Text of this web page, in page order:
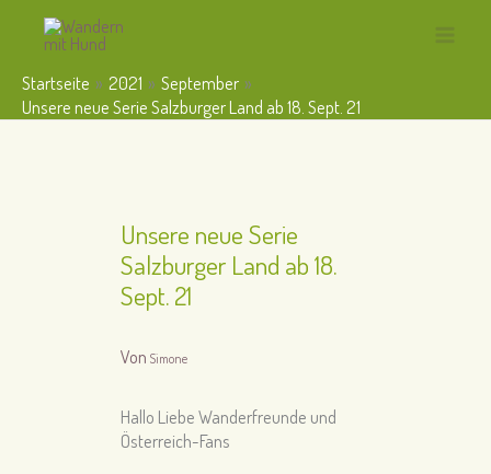
Startseite 2021
September
Unsere neue Serie Salzburger Land ab 18. Sept. 21
Unsere neue Serie
Salzburger Land ab 18.
Sept. 21
VonSimone
Hallo Liebe Wanderfreunde und
Österreich-Fans